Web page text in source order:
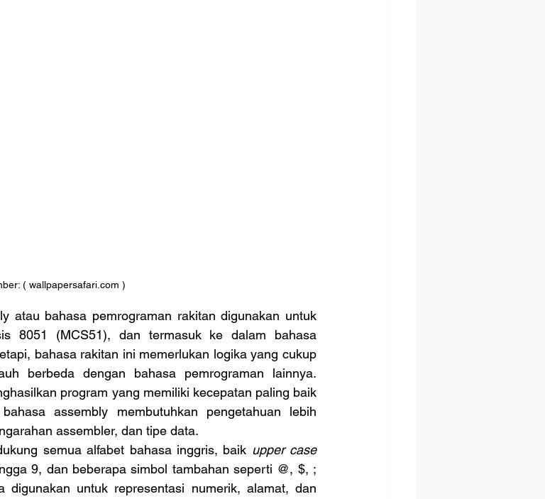
( wallpapersafari.com )
8051 (MCS51), dan termasuk ke dalam bahasa
bahasa rakitan ini memerlukan logika yang cukup
berbeda dengan bahasa pemrograman lainnya.
program yang memiliki kecepatan paling baik
assembly membutuhkan pengetahuan lebih
assembler, dan tipe data.
semua alfabet bahasa inggris, baik
upper case
9, dan beberapa simbol tambahan seperti @, $, ;
digunakan untuk representasi numerik, alamat, dan